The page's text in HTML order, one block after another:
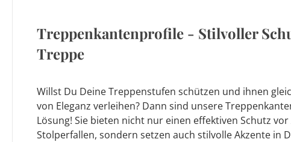
Treppenkantenprofile - Stilvoller
Treppe
Willst Du Deine Treppenstufen schützen und ihnen
von Eleganz verleihen? Dann sind unsere
Lösung! Sie bieten nicht nur einen effektiven Schutz
Stolperfallen, sondern setzen auch stilvolle Akzente in